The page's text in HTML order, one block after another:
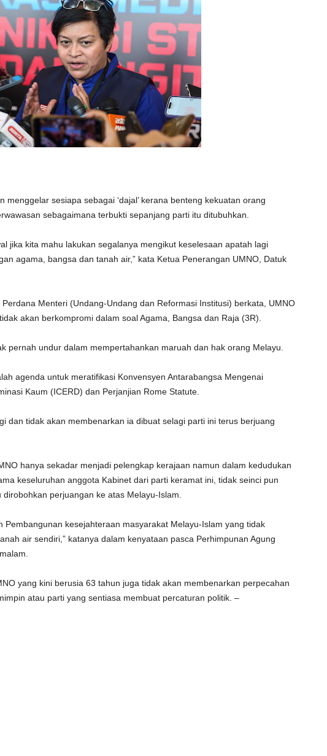
menggelar sesiapa sebagai ‘dajal’ kerana benteng kekuatan orang
sebagaimana terbukti sepanjang parti itu ditubuhkan.
jika kita mahu lakukan segalanya mengikut keselesaan apatah lagi
agama, bangsa dan tanah air,” kata Ketua Penerangan UMNO, Datuk
Menteri (Undang-Undang dan Reformasi Institusi) berkata, UMNO
akan berkompromi dalam soal Agama, Bangsa dan Raja (3R).
pernah undur dalam mempertahankan maruah dan hak orang Melayu.
agenda untuk meratifikasi Konvensyen Antarabangsa Mengenai
Kaum (ICERD) dan Perjanjian Rome Statute.
dan tidak akan membenarkan ia dibuat selagi parti ini terus berjuang
hanya sekadar menjadi pelengkap kerajaan namun dalam kedudukan
keseluruhan anggota Kabinet dari parti keramat ini, tidak seinci pun
perjuangan ke atas Melayu-Islam.
Pembangunan kesejahteraan masyarakat Melayu-Islam yang tidak
air sendiri,” katanya dalam kenyataan pasca Perhimpunan Agung
yang kini berusia 63 tahun juga tidak akan membenarkan perpecahan
atau parti yang sentiasa membuat percaturan politik. –